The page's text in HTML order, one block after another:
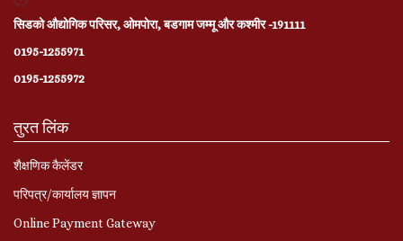
सिडको औद्योगिक परिसर, ओमपोरा, बडगाम जम्मू और कश्मीर -191111
0195-1255971
0195-1255972
तुरत लिंक
शैक्षणिक कैलेंडर
परिपत्र/कार्यालय ज्ञापन
Online Payment Gateway